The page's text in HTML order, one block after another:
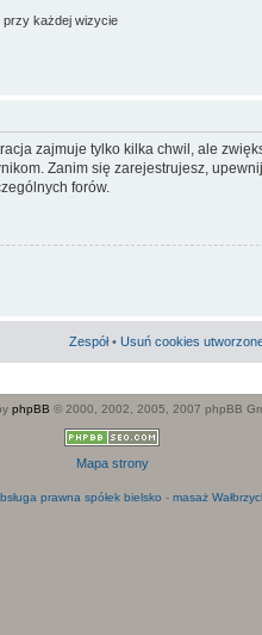
przy każdej wizycie
zajmuje tylko kilka chwil, ale
Zanim się zarejestrujesz,
forów.
Zespół• Usuń cookies
phpBB © 2000, 2002, 2005, 2007 phpBB
Mapa strony
prawna spółek bielsko - masaż